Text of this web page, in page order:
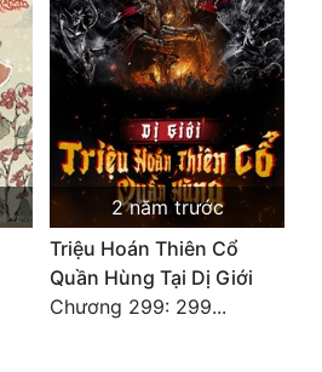
2 năm trước
Triệu Hoán Thiên Cổ
Quần Hùng Tại Dị Giới
Chương 299: 299...